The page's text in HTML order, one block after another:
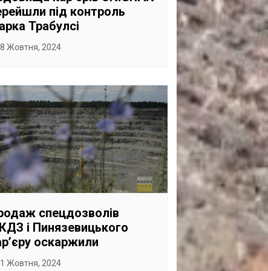
під контроль
Трабулсі
8 Жовтня, 2024
спецдозволів
і Пинязевицького
оскаржили
1 Жовтня, 2024